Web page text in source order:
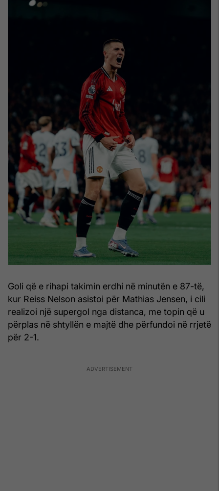
Goli që e rihapi takimin erdhi në minutën e 87-të,
kur Reiss Nelson asistoi për Mathias Jensen, i cili
realizoi një supergol nga distanca, me topin që u
përplas në shtyllën e majtë dhe përfundoi në rrjetë
për 2-1.